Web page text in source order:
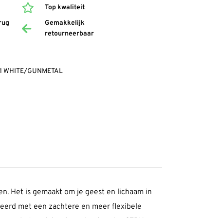
Top kwaliteit
Gemakkelijk
retourneerbaar
WHITE/GUNMETAL
Het is gemaakt om je geest en lichaam in
met een zachtere en meer flexibele